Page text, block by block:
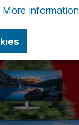
comfortabel kunt
om jouw
ergonomisch in te
More information